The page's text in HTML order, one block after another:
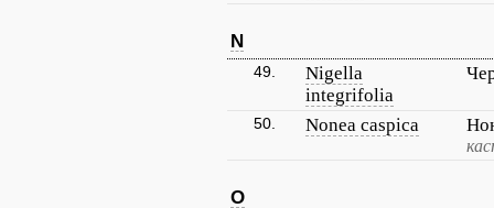
N
49.
Nigella
integrifolia
50. Nonea caspica
O